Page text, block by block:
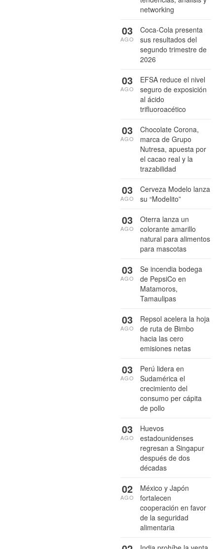
networking
Coca-Cola presenta
sus resultados del
segundo trimestre de
2026
03
AGO
EFSA reduce el nivel
seguro de exposición
al ácido
trifluoroacético
03
AGO
Chocolate Corona,
marca de Grupo
Nutresa, apuesta por
el cacao real y la
trazabilidad
03
AGO
Cerveza Modelo lanza
su “Modelito”
03
AGO
Oterra lanza un
colorante amarillo
natural para alimentos
para mascotas
03
AGO
Se incendia bodega
de PepsiCo en
Matamoros,
Tamaulipas
03
AGO
Repsol acelera la hoja
de ruta de Bimbo
hacia las cero
emisiones netas
03
AGO
Perú lidera en
Sudamérica el
crecimiento del
consumo per cápita
de pollo
03
AGO
Huevos
estadounidenses
regresan a Singapur
después de dos
décadas
03
AGO
México y Japón
fortalecen
cooperación en favor
de la seguridad
alimentaria
02
AGO